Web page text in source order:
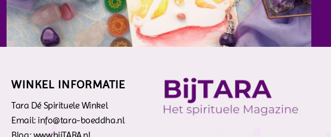
WINKEL INFORMATIE
Tara Dé Spirituele Winkel
Email: info@tara-boeddha.nl
Blog: www.bijTARA.nl